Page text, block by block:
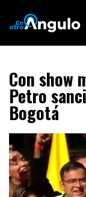
Con show
Petro
Bogotá